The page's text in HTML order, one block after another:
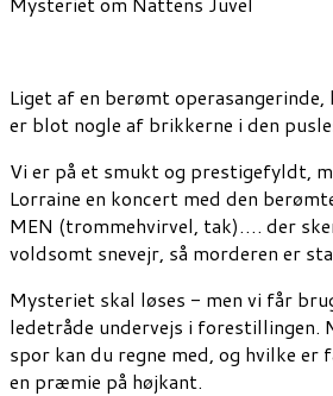
Liget af en berømt
er blot nogle af brikkerne i den
Vi er på et smukt og prestigefyldt,
Lorraine en koncert med den
MEN (trommehvirvel, tak)…. der
voldsomt snevejr, så morderen er
Mysteriet skal løses - men vi får
ledetråde undervejs i forestillingen.
spor kan du regne med, og hvilke
en præmie på højkant.